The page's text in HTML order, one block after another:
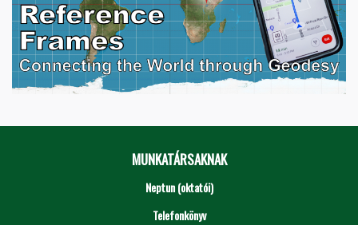
MUNKATÁRSAKNAK
Neptun (oktatói)
Telefonkönyv